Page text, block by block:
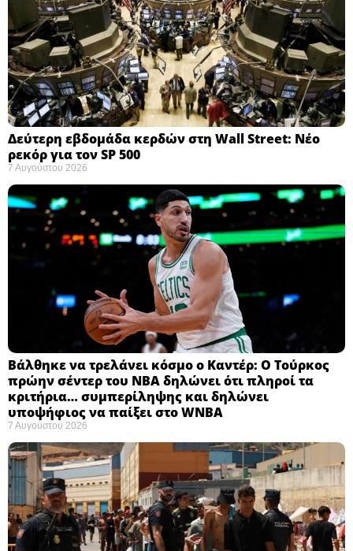
Δεύτερη εβδομάδα κερδών στη Wall Street: Νέο
ρεκόρ για τον SP 500
7 Αυγούστου 2026
Βάλθηκε να τρελάνει κόσμο ο Καντέρ: Ο Τούρκος
πρώην σέντερ του NBA δηλώνει ότι πληροί τα
κριτήρια… συμπερίληψης και δηλώνει
υποψήφιος να παίξει στο WNBA
7 Αυγούστου 2026